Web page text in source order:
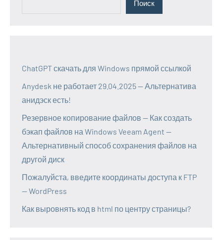
Поиск
ChatGPT скачать для Windows прямой ссылкой
Anydesk не работает 29.04.2025 — Альтернатива
анидэск есть!
Резервное копирование файлов — Как создать
бэкап файлов на Windows Veeam Agent —
Альтернативный способ сохранения файлов на
другой диск
Пожалуйста, введите координаты доступа к FTP
— WordPress
Как выровнять код в html по центру страницы?